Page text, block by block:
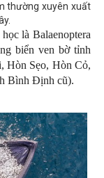
thường xuyên xuất
là Balaenoptera
biển ven bờ tỉnh
Hòn Sẹo, Hòn Cỏ,
Bình Định cũ).